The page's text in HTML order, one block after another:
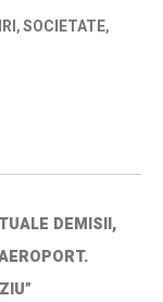
,SOCIETATE,
DEMISII,